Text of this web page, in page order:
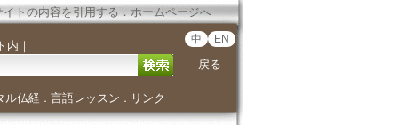
イトの内容を引用する．ホームページへ
内 ｜ 中 EN
戻る
ル仏経． 言語レッスン ． リンク